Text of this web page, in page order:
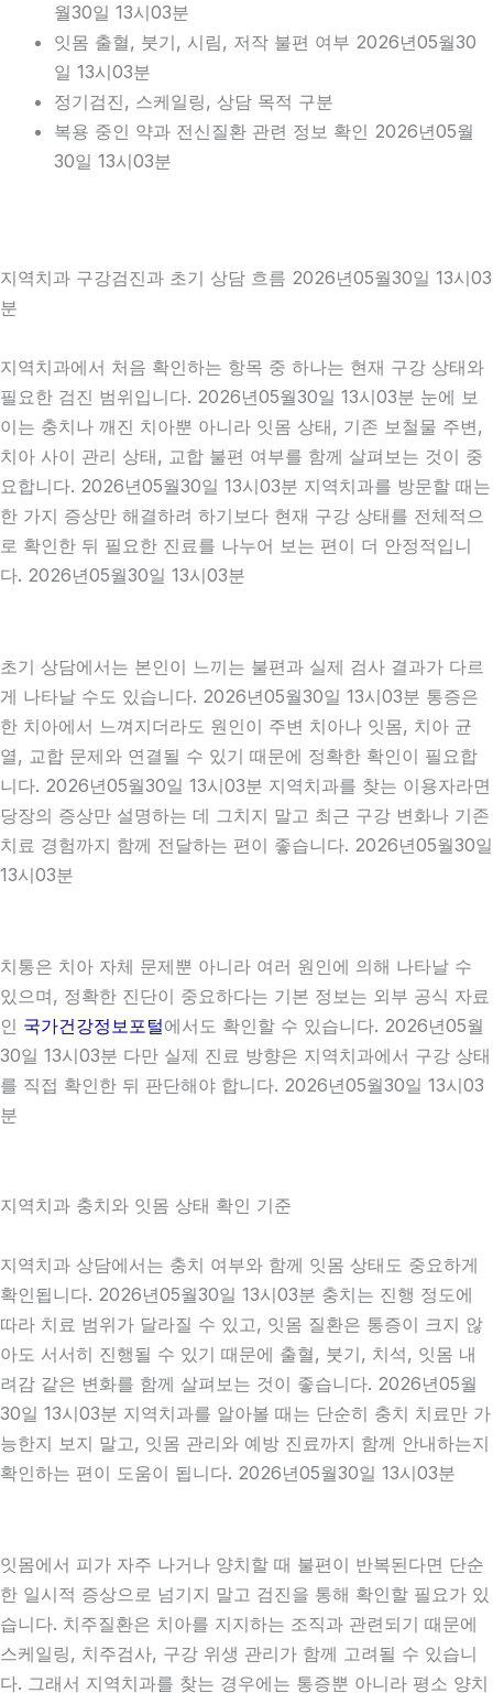
월30일 13시03분
잇몸 출혈, 붓기, 시림, 저작 불편 여부 2026년05월30
일 13시03분
정기검진, 스케일링, 상담 목적 구분
복용 중인 약과 전신질환 관련 정보 확인 2026년05월
30일 13시03분
지역치과 구강검진과 초기 상담 흐름 2026년05월30일 13시03
분
지역치과에서 처음 확인하는 항목 중 하나는 현재 구강 상태와
필요한 검진 범위입니다. 2026년05월30일 13시03분 눈에 보
이는 충치나 깨진 치아뿐 아니라 잇몸 상태, 기존 보철물 주변,
치아 사이 관리 상태, 교합 불편 여부를 함께 살펴보는 것이 중
요합니다. 2026년05월30일 13시03분 지역치과를 방문할 때는
한 가지 증상만 해결하려 하기보다 현재 구강 상태를 전체적으
로 확인한 뒤 필요한 진료를 나누어 보는 편이 더 안정적입니
다. 2026년05월30일 13시03분
초기 상담에서는 본인이 느끼는 불편과 실제 검사 결과가 다르
게 나타날 수도 있습니다. 2026년05월30일 13시03분 통증은
한 치아에서 느껴지더라도 원인이 주변 치아나 잇몸, 치아 균
열, 교합 문제와 연결될 수 있기 때문에 정확한 확인이 필요합
니다. 2026년05월30일 13시03분 지역치과를 찾는 이용자라면
당장의 증상만 설명하는 데 그치지 말고 최근 구강 변화나 기존
치료 경험까지 함께 전달하는 편이 좋습니다. 2026년05월30일
13시03분
치통은 치아 자체 문제뿐 아니라 여러 원인에 의해 나타날 수
있으며, 정확한 진단이 중요하다는 기본 정보는 외부 공식 자료
인 국가건강정보포털에서도 확인할 수 있습니다. 2026년05월
30일 13시03분 다만 실제 진료 방향은 지역치과에서 구강 상태
를 직접 확인한 뒤 판단해야 합니다. 2026년05월30일 13시03
분
지역치과 충치와 잇몸 상태 확인 기준
지역치과 상담에서는 충치 여부와 함께 잇몸 상태도 중요하게
확인됩니다. 2026년05월30일 13시03분 충치는 진행 정도에
따라 치료 범위가 달라질 수 있고, 잇몸 질환은 통증이 크지 않
아도 서서히 진행될 수 있기 때문에 출혈, 붓기, 치석, 잇몸 내
려감 같은 변화를 함께 살펴보는 것이 좋습니다. 2026년05월
30일 13시03분 지역치과를 알아볼 때는 단순히 충치 치료만 가
능한지 보지 말고, 잇몸 관리와 예방 진료까지 함께 안내하는지
확인하는 편이 도움이 됩니다. 2026년05월30일 13시03분
잇몸에서 피가 자주 나거나 양치할 때 불편이 반복된다면 단순
한 일시적 증상으로 넘기지 말고 검진을 통해 확인할 필요가 있
습니다. 치주질환은 치아를 지지하는 조직과 관련되기 때문에
스케일링, 치주검사, 구강 위생 관리가 함께 고려될 수 있습니
다. 그래서 지역치과를 찾는 경우에는 통증뿐 아니라 평소 양치